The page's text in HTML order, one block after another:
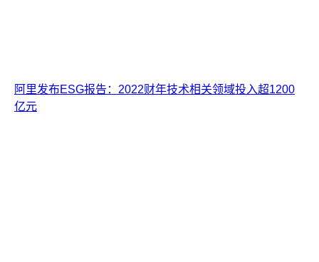
阿里发布ESG报告：2022财年技术相关领域投入超1200
亿元